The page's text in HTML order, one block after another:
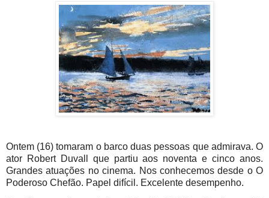
Ontem (16) tomaram o barco duas pessoas que admirava. O
ator Robert Duvall que partiu aos noventa e cinco anos.
Grandes atuações no cinema. Nos conhecemos desde o O
Poderoso Chefão. Papel difícil. Excelente desempenho.